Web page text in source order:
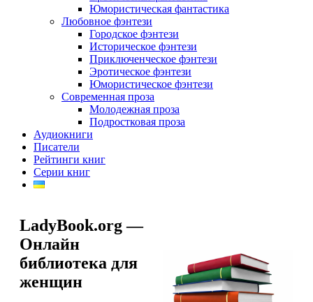
Юмористическая фантастика
Любовное фэнтези
Городское фэнтези
Историческое фэнтези
Приключенческое фэнтези
Эротическое фэнтези
Юмористическое фэнтези
Современная проза
Молодежная проза
Подростковая проза
Аудиокниги
Писатели
Рейтинги книг
Серии книг
LadyBook.org —
Онлайн
библиотека для
женщин